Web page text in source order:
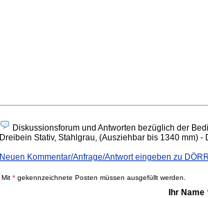
Diskussionsforum und Antworten bezüglich der
Dreibein Stativ, Stahlgrau, (Ausziehbar bis 1340 mm)
Neuen Kommentar/Anfrage/Antwort eingeben zu
Mit *gekennzeichnete Posten müssen ausgefüllt werden.
Ihr Name